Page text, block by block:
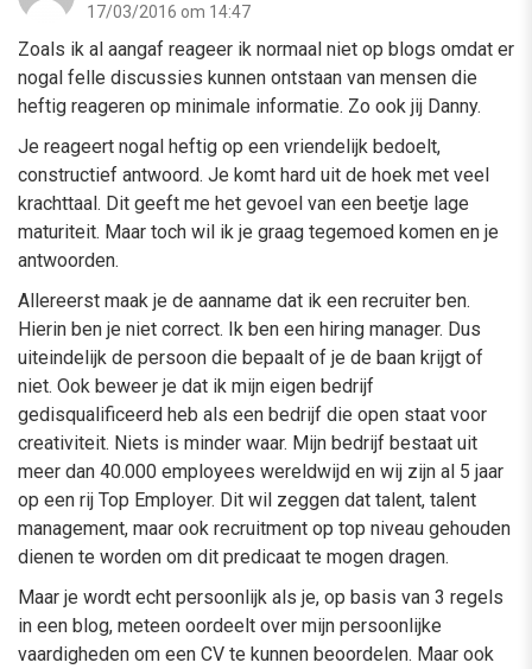
17/03/2016 om 14:47
Zoals ik al aangaf reageer ik normaal niet op blogs omdat er
nogal felle discussies kunnen ontstaan van mensen die
heftig reageren op minimale informatie. Zo ook jij Danny.
Je reageert nogal heftig op een vriendelijk bedoelt,
constructief antwoord. Je komt hard uit de hoek met veel
krachttaal. Dit geeft me het gevoel van een beetje lage
maturiteit. Maar toch wil ik je graag tegemoed komen en je
antwoorden.
Allereerst maak je de aanname dat ik een recruiter ben.
Hierin ben je niet correct. Ik ben een hiring manager. Dus
uiteindelijk de persoon die bepaalt of je de baan krijgt of
niet. Ook beweer je dat ik mijn eigen bedrijf
gedisqualificeerd heb als een bedrijf die open staat voor
creativiteit. Niets is minder waar. Mijn bedrijf bestaat uit
meer dan 40.000 employees wereldwijd en wij zijn al 5 jaar
op een rij Top Employer. Dit wil zeggen dat talent, talent
management, maar ook recruitment op top niveau gehouden
dienen te worden om dit predicaat te mogen dragen.
Maar je wordt echt persoonlijk als je, op basis van 3 regels
in een blog, meteen oordeelt over mijn persoonlijke
vaardigheden om een CV te kunnen beoordelen. Maar ook